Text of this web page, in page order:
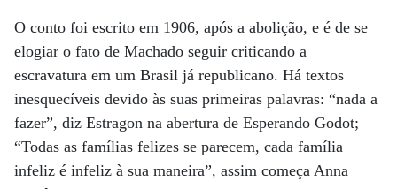
O conto foi escrito em 1906, após a abolição, e é de se
elogiar o fato de Machado seguir criticando a
escravatura em um Brasil já republicano. Há textos
inesquecíveis devido às suas primeiras palavras: “nada a
fazer”, diz Estragon na abertura de Esperando Godot;
“Todas as famílias felizes se parecem, cada família
infeliz é infeliz à sua maneira”, assim começa Anna